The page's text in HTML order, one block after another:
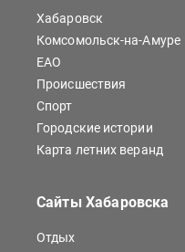
Хабаровск
Комсомольск-на-Амуре
ЕАО
Происшествия
Спорт
Городские истории
Карта летних веранд
Сайты Хабаровска
Отдых